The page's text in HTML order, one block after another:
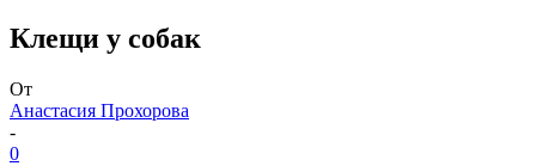
Клещи у собак
От
Анастасия Прохорова
-
0